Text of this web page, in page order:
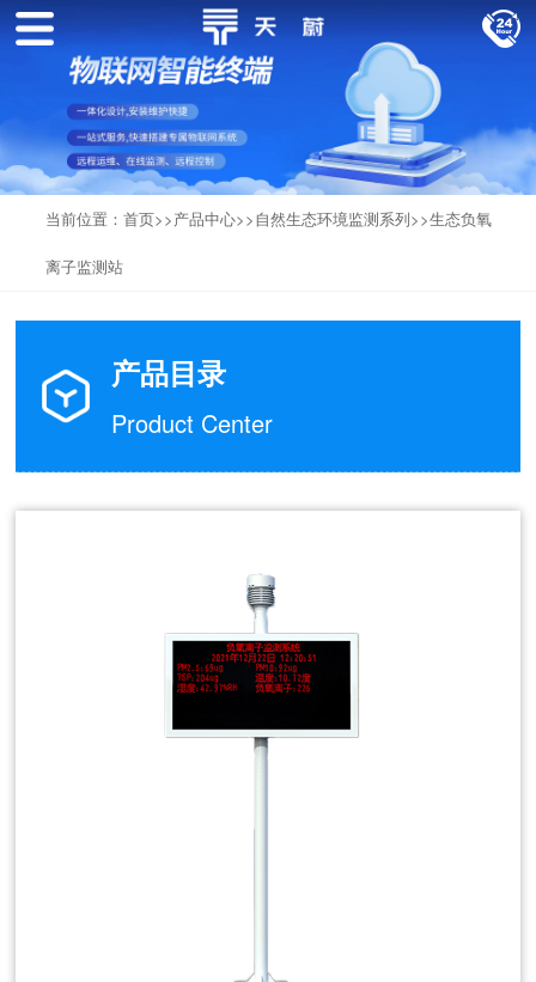
当前位置： 首页>>产品中心>>自然生态环境监测系列>>生态负氧
离子监测站
产品目录
Product Center